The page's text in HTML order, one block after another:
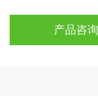
产品咨询